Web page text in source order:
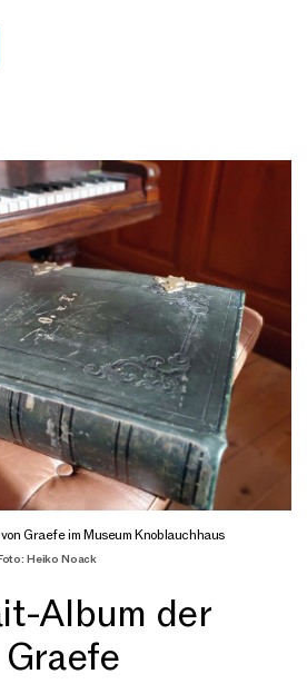
Album der
Graefe im Museum Knoblauchhaus
Heiko Noack